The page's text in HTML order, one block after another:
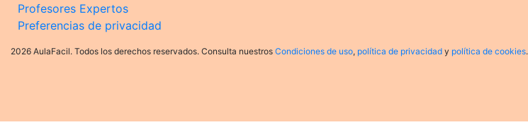
Profesores Expertos
Preferencias de privacidad
2026 AulaFacil. Todos los derechos reservados. Consulta nuestros Condiciones de uso, política de privacidad y política de cookies.